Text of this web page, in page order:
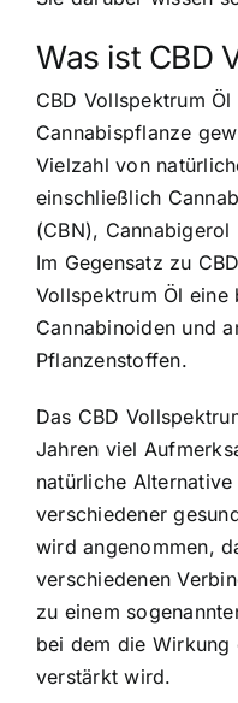
Was ist CBD
CBD Vollspektrum
Cannabispflanze
Vielzahl von
einschließlich
(CBN), Cannabigerol
Im Gegensatz zu
Vollspektrum Öl eine
Cannabinoiden und
Pflanzenstoffen.
Das CBD
Jahren viel
natürliche
verschiedener
wird angenommen,
verschiedenen
zu einem
bei dem die Wirkung
verstärkt wird.